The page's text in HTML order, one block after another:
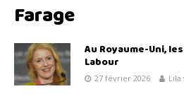
Farage
Au Royaume-Uni,
Labour
27 février 2026 Lila